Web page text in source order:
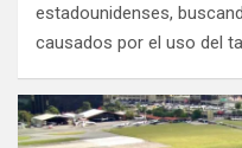
estadounidenses,
causados por el uso del